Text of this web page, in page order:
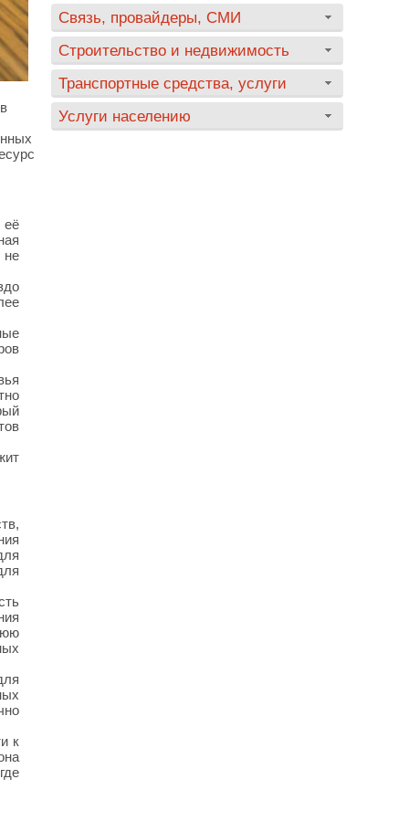
её
не
к
Связь, провайдеры, СМИ
Строительство и недвижимость
Транспортные средства, услуги
Услуги населению